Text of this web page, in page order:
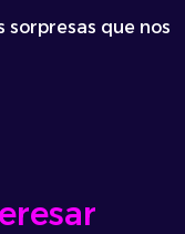
sorpresas que nos